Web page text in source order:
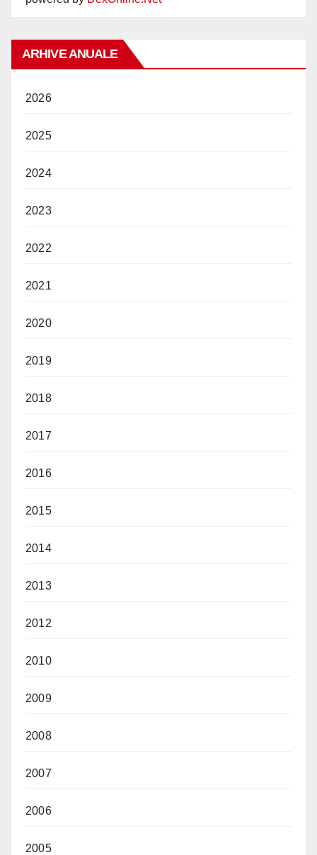
ARHIVE ANUALE
2026
2025
2024
2023
2022
2021
2020
2019
2018
2017
2016
2015
2014
2013
2012
2010
2009
2008
2007
2006
2005